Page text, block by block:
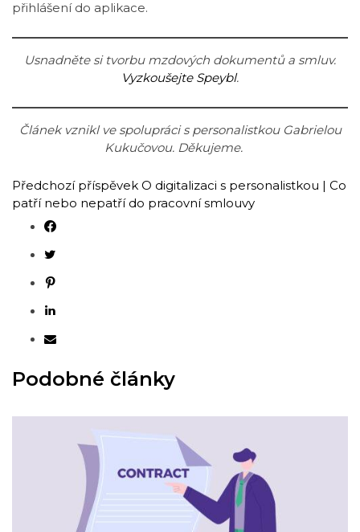
přihlášení do aplikace.
Usnadněte si tvorbu mzdových dokumentů a smluv.
Vyzkoušejte Speybl.
Článek vznikl ve spolupráci s personalistkou Gabrielou
Kukučovou. Děkujeme.
Předchozí příspěvek O digitalizaci s personalistkou | Co
patří nebo nepatří do pracovní smlouvy
Podobné články